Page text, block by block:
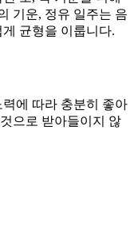
기운, 정유 일주는 음
균형을 이룹니다.
에 따라 충분히 좋아
으로 받아들이지 않